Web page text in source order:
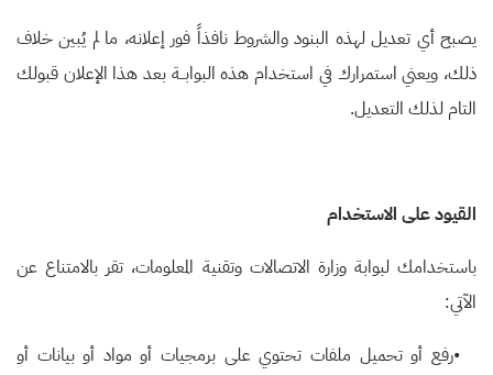
يصبح أي تعديل لهذه البنود والشروط نافذاً فور إعلانه، ما لم يُبين خلاف
ذلك، ويعني استمرارك في استخدام هذه البوابــة بعد هذا الإعلان قبولك
التام لذلك التعديل.
القيود على الاستخدام
باستخدامك لبوابة وزارة الاتصالات وتقنية المعلومات، تقر بالامتناع عن
الآتي:
•رفع أو تحميل ملفات تحتوي على برمجيات أو مواد أو بيانات أو